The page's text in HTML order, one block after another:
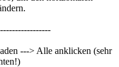
---> Alle anklicken (sehr